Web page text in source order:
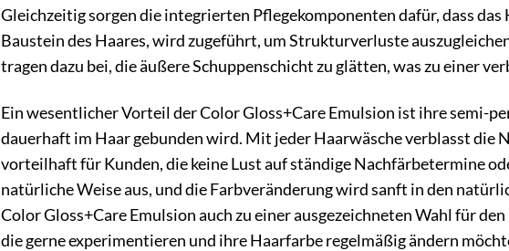
Gleichzeitig sorgen die integrierten Pflegekomponenten dafür, dass
Baustein des Haares, wird zugeführt, um Strukturverluste
tragen dazu bei, die äußere Schuppenschicht zu glätten, was zu einer
Ein wesentlicher Vorteil der Color Gloss+Care Emulsion ist ihre semi-
dauerhaft im Haar gebunden wird. Mit jeder Haarwäsche verblasst die
vorteilhaft für Kunden, die keine Lust auf ständige Nachfärbetermine
natürliche Weise aus, und die Farbveränderung wird sanft in den
Color Gloss+Care Emulsion auch zu einer ausgezeichneten Wahl für
die gerne experimentieren und ihre Haarfarbe regelmäßig ändern